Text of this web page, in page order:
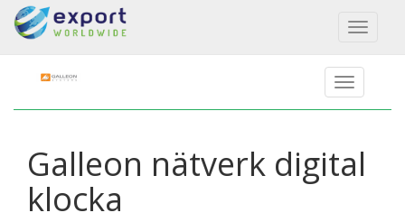
Toggle
Galleon nätverk digital
klocka